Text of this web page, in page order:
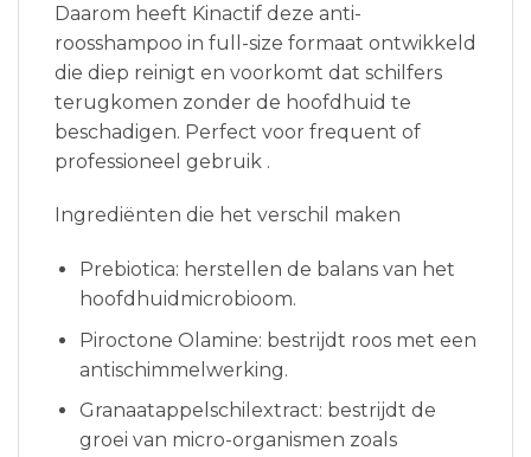
Daarom heeft Kinactif deze anti-
roosshampoo in full-size formaat ontwikkeld
die diep reinigt en voorkomt dat schilfers
terugkomen zonder de hoofdhuid te
beschadigen. Perfect voor frequent of
professioneel gebruik .
Ingrediënten die het verschil maken
Prebiotica: herstellen de balans van het
hoofdhuidmicrobioom.
Piroctone Olamine: bestrijdt roos met een
antischimmelwerking.
Granaatappelschilextract: bestrijdt de
groei van micro-organismen zoals